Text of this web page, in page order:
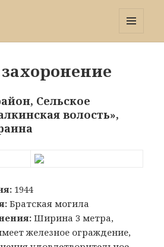
Сельское
волость»,
1944
Братская могила
Ширина 3 метра,
железное ограждение,